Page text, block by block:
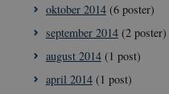
oktober 2014(6 poster)
september 2014(2 poster)
august 2014(1 post)
april 2014(1 post)